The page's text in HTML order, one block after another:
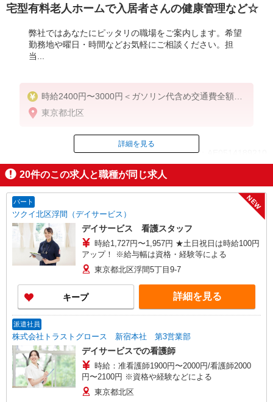
宅型有料老人ホームで入居者さんの健康管理など☆
弊社ではあなたにピッタリの職場をご案内します。希望
勤務地や曜日・時間などお気軽にご相談ください。担
当...
時給2400円〜3000円＜ガソリン代含め交通費全額支
給/日払い・週払いOK＞
東京都北区
ID：AE0514189210
掲載期間終了
詳細を見る
20件のこの求人と職種が同じ求人
パート
ツクイ北区浮間（デイサービス）
NEW
デイサービス 看護スタッフ
時給1,727円〜1,957円 ★土日祝日は時給100円
アップ！ ※給与幅は資格・経験等による
東京都北区浮間5丁目9-7
キープ 詳細を見る
派遣社員
株式会社トラストグロース 新宿本社 第3営業部
デイサービスでの看護師
時給：准看護師1900円〜2000円/看護師2000
円〜2100円 ※資格や経験などによる
東京都北区